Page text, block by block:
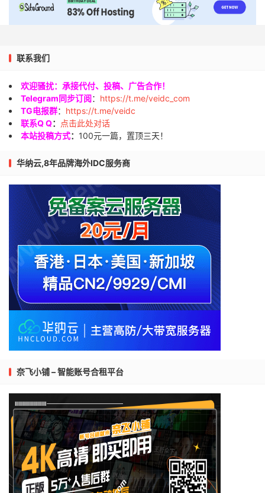
联系我们
欢迎骚扰：承接代付、投稿、广告合作！
Telegram同步订阅： https://t.me/veidc_com
TG电报群： https://t.me/veidc
联系Q Q：
点击此处对话
本站投稿方式： 100元一篇，置顶三天！
华纳云,8年品牌海外IDC服务商
奈飞小铺 – 智能账号合租平台